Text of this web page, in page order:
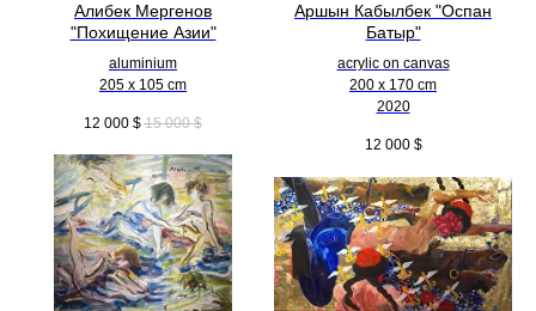
Алибек Мергенов
"Похищение Азии"
aluminium
205 x 105 cm
12 000 $ 15 000 $
Аршын Кабылбек "Оспан
Батыр"
acrylic on canvas
200 x 170 cm
2020
12 000 $